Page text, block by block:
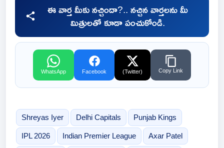
ఈ వార్త మీకు నచ్చిందా?.. నచ్చిన వార్తలను మీ
మిత్రులతో కూడా పంచుకోండి.
WhatsApp Facebook (Twitter) Copy Link
Shreyas Iyer Delhi Capitals Punjab Kings
IPL 2026 Indian Premier League Axar Patel